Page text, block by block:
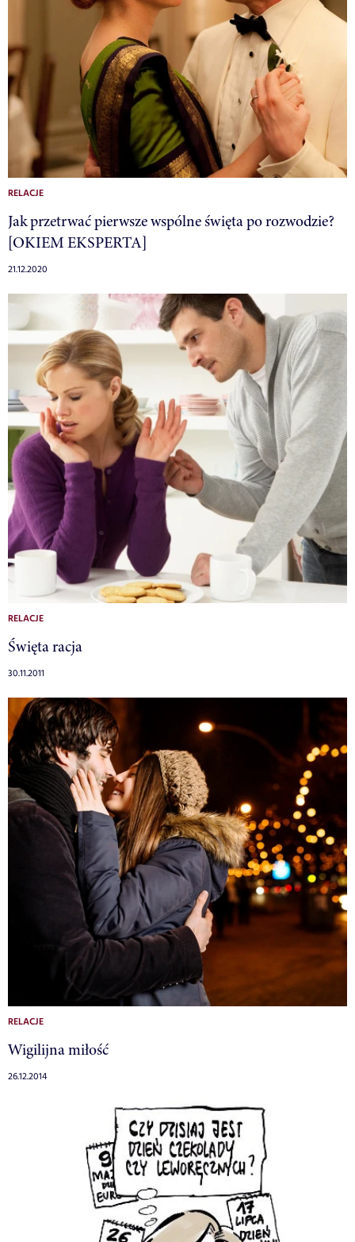
RELACJE
Jak przetrwać pierwsze wspólne święta po rozwodzie?
[OKIEM EKSPERTA]
21.12.2020
RELACJE
Święta racja
30.11.2011
RELACJE
Wigilijna miłość
26.12.2014